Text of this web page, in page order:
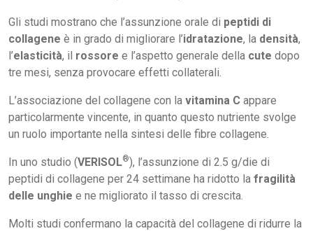
Gli studi mostrano che l’assunzione orale di peptidi di
collagene è in grado di migliorare l’idratazione, la densità,
l’elasticità, il rossore e l’aspetto generale della cute dopo
tre mesi, senza provocare effetti collaterali.
L’associazione del collagene con la vitamina C appare
particolarmente vincente, in quanto questo nutriente svolge
un ruolo importante nella sintesi delle fibre collagene.
In uno studio (VERISOL®), l’assunzione di 2.5 g/die di
peptidi di collagene per 24 settimane ha ridotto la fragilità
delle unghie e ne migliorato il tasso di crescita.
Molti studi confermano la capacità del collagene di ridurre la